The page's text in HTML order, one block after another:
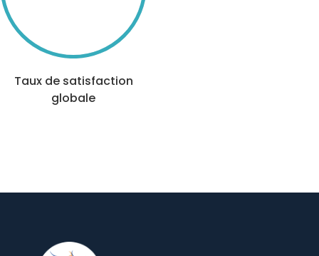
Taux de satisfaction
globale